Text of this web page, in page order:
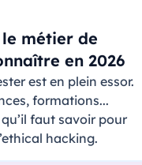
métier de
en 2026
est en plein essor.
formations...
faut savoir pour
hacking.